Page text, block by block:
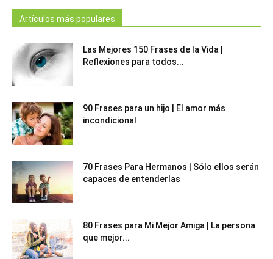
Artículos más populares
Las Mejores 150 Frases de la Vida |
Reflexiones para todos...
90 Frases para un hijo | El amor más
incondicional
70 Frases Para Hermanos | Sólo ellos serán
capaces de entenderlas
80 Frases para Mi Mejor Amiga | La persona
que mejor...